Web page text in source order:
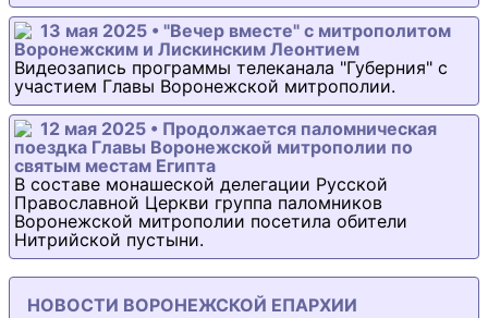
13 мая 2025 • "Вечер вместе" с митрополитом
Воронежским и Лискинским Леонтием
Видеозапись программы телеканала "Губерния" с
участием Главы Воронежской митрополии.
12 мая 2025 • Продолжается паломническая
поездка Главы Воронежской митрополии по
святым местам Египта
В составе монашеской делегации Русской
Православной Церкви группа паломников
Воронежской митрополии посетила обители
Нитрийской пустыни.
НОВОСТИ ВОРОНЕЖСКОЙ ЕПАРХИИ